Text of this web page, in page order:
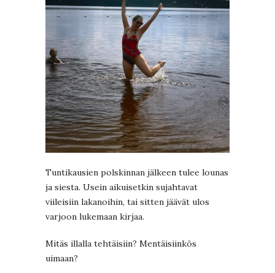
Tuntikausien polskinnan jälkeen tulee lounas
ja siesta. Usein aikuisetkin sujahtavat
viileisiin lakanoihin, tai sitten jäävät ulos
varjoon lukemaan kirjaa.
Mitäs illalla tehtäisiin? Mentäisiinkös
uimaan?